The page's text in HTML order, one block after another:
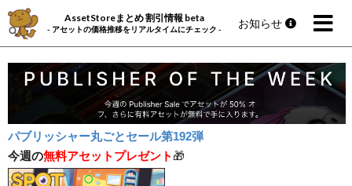
AssetStoreまとめ 割引情報 beta
- アセットの価格推移をリアルタイムにチェック - お知らせ
パブリッシャー丸ごとセール第192弾
今週の無料アセットプレゼント 🎁